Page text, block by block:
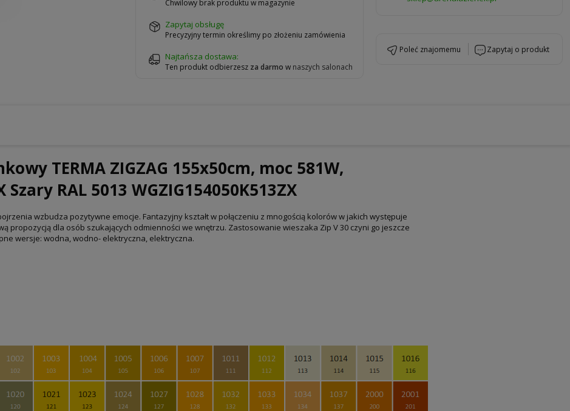
Chwilowy brak produktu w magazynie
zapytaj obsługę
Precyzyjny termin określimy po złożeniu zamówienia
Najtańsza dostawa:
Ten produkt odbierzesz za darmo w naszych salonach
poleć znajomemu zapytaj o produkt
TERMA ZIGZAG 155x50cm, moc 581W,
Szary RAL 5013 WGZIG154050K513ZX
wzbudza pozytywne emocje. Fantazyjny kształt w połączeniu z mnogością kolorów w jakich występuje
propozycją dla osób szukających odmienności we wnętrzu. Zastosowanie wieszaka Zip V 30 czyni go jeszcze
wersje: wodna, wodno- elektryczna, elektryczna.